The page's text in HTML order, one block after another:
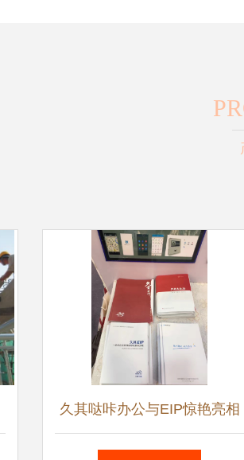
久其哒咔办公与EIP惊艳亮相
2017海南国际高新技术产业及